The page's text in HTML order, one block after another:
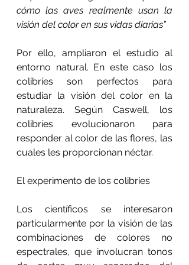
cómo las aves realmente usan la
visión del color en sus vidas diarias”
Por ello, ampliaron el estudio al
entorno natural. En este caso los
colibríes son perfectos para
estudiar la visión del color en la
naturaleza. Según Caswell, los
colibríes evolucionaron para
responder al color de las flores, las
cuales les proporcionan néctar.
El experimento de los colibríes
Los científicos se interesaron
particularmente por la visión de las
combinaciones de colores no
espectrales, que involucran tonos